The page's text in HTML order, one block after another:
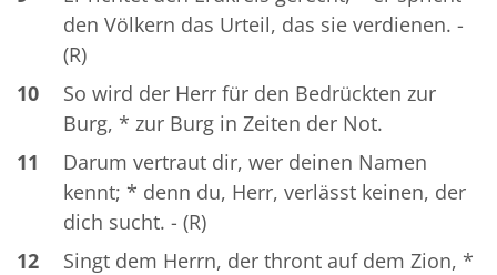
den Völkern das Urteil, das sie verdienen. -
(R)
10
So wird der Herr für den Bedrückten zur
Burg, * zur Burg in Zeiten der Not.
11
Darum vertraut dir, wer deinen Namen
kennt; * denn du, Herr, verlässt keinen, der
dich sucht. - (R)
12
Singt dem Herrn, der thront auf dem Zion, *